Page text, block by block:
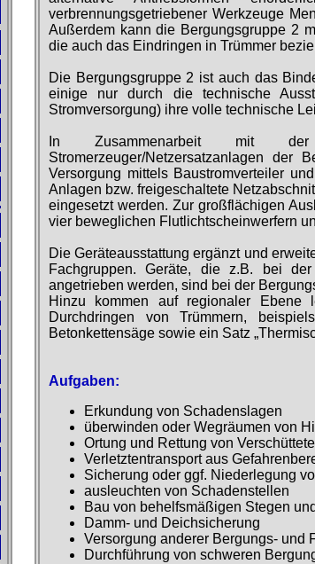
verbrennungsgetriebener Werkzeuge
Außerdem kann die Bergungsgruppe 2
die auch das Eindringen in Trümmer
Die Bergungsgruppe 2 ist auch das
einige nur durch die technische
Stromversorgung) ihre volle technische
In Zusammenarbeit mit
Stromerzeuger/Netzersatzanlagen der
Versorgung mittels Baustromverteiler
Anlagen bzw. freigeschaltete
eingesetzt werden. Zur großflächigen
vier beweglichen Flutlichtscheinwerfern
Die Geräteausstattung ergänzt und
Fachgruppen. Geräte, die z.B. bei
angetrieben werden, sind bei der
Hinzu kommen auf regionaler Ebene
Durchdringen von Trümmern,
Betonkettensäge sowie ein Satz
Aufgaben:
Erkundung von Schadenslagen
überwinden oder Wegräumen von
Ortung und Rettung von
Verletztentransport aus
Sicherung oder ggf. Niederlegung
ausleuchten von Schadenstellen
Bau von behelfsmäßigen Stegen
Damm- und Deichsicherung
Versorgung anderer Bergungs- und
Durchführung von schweren